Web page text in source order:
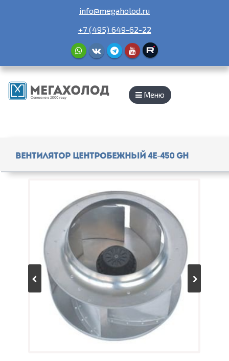
info@megaholod.ru
+7 (495) 649-62-22
Меню
Вентилятор центробежный 4E-450 GH